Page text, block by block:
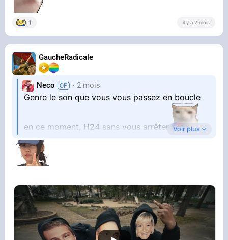
1 il y a 2 mois
GaucheRadicale
Neco 2 mois
Genre le son que vous vous passez en boucle
en ce moment, H24 sans vous arrêter
Assumez, envoyez pas Kaaris alors que vous
Voir plus